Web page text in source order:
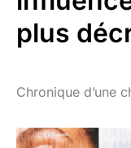
plus
Chronique d’une